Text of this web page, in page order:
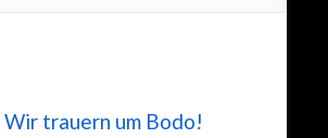
Wir trauern um Bodo!